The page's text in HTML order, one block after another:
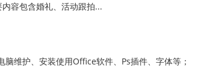
容包含婚礼、活动跟拍...
维护、安装使用Office软件、Ps插件、字体等；